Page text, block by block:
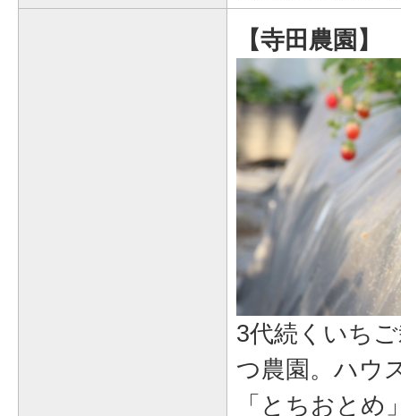
【寺田農園】
3代続くいち
つ農園。ハウ
「とちおと